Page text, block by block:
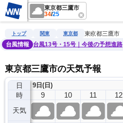
東京都三鷹市
34/25
雨雲レーダー 台風情報 地震情報
トップ 関東 東京都
東京都三鷹市
台風情報
台風13号・15号｜今後の予想進路
東京都三鷹市の天気予報
日
時
天気
9日(日)
8 9 10 11 12